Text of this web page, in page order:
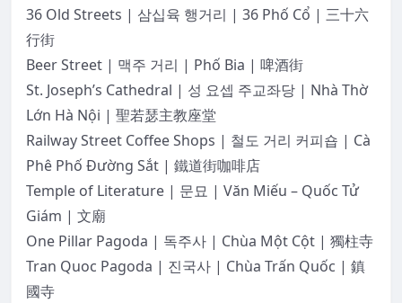
36 Old Streets | 삼십육 행거리 | 36 Phố Cổ | 三十六
行街
Beer Street | 맥주 거리 | Phố Bia | 啤酒街
St. Joseph’s Cathedral | 성 요셉 주교좌당 | Nhà Thờ
Lớn Hà Nội | 聖若瑟主教座堂
Railway Street Coffee Shops | 철도 거리 커피숍 | Cà
Phê Phố Đường Sắt | 鐵道街咖啡店
Temple of Literature | 문묘 | Văn Miếu – Quốc Tử
Giám | 文廟
One Pillar Pagoda | 독주사 | Chùa Một Cột | 獨柱寺
Tran Quoc Pagoda | 진국사 | Chùa Trấn Quốc | 鎮
國寺